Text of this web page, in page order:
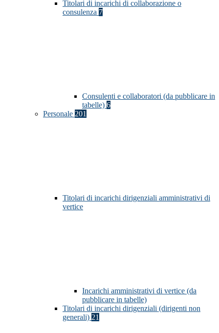
Titolari di incarichi di collaborazione o
consulenza 7
Consulenti e collaboratori (da pubblicare in
tabelle) 6
Personale 201
Titolari di incarichi dirigenziali amministrativi di
vertice
Incarichi amministrativi di vertice (da
pubblicare in tabelle)
Titolari di incarichi dirigenziali (dirigenti non
generali) 21